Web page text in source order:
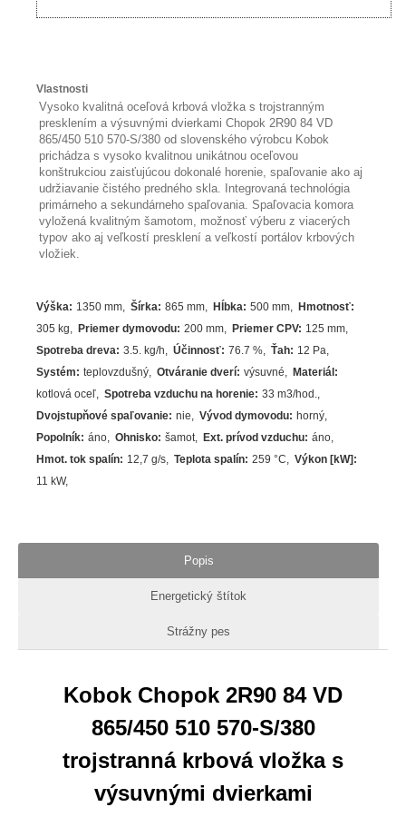
Vlastnosti
Vysoko kvalitná oceľová krbová vložka s trojstranným
presklením a výsuvnými dvierkami Chopok 2R90 84 VD
865/450 510 570-S/380 od slovenského výrobcu Kobok
prichádza s vysoko kvalitnou unikátnou oceľovou
konštrukciou zaisťujúcou dokonalé horenie, spaľovanie ako aj
udržiavanie čistého predného skla. Integrovaná technológia
primárneho a sekundárneho spaľovania. Spaľovacia komora
vyložená kvalitným šamotom, možnosť výberu z viacerých
typov ako aj veľkostí presklení a veľkostí portálov krbových
vložiek.
Výška: 1350 mm Šírka: 865 mm Hĺbka: 500 mm Hmotnosť:
305 kg
Priemer dymovodu: 200 mm Priemer CPV: 125 mm
Spotreba dreva: 3.5. kg/h Účinnosť: 76.7% Ťah: 12 Pa
Systém: teplovzdušný Otváranie dverí: výsuvné Materiál :
kotlová oceľ
Spotreba vzduchu na horenie: 33 m3/hod.
Dvojstupňové spaľovanie: nie Vývod dymovodu: horný
Popolník: áno Ohnisko: šamot Ext. prívod vzduchu: áno
Hmot. tok spalín: 12,7 g/s Teplota spalín: 259°C Výkon [kW] :
11 kW
Popis
Energetický štítok
Strážny pes
Kobok Chopok 2R90 84 VD
865/450 510 570-S/380
trojstranná krbová vložka s
výsuvnými dvierkami